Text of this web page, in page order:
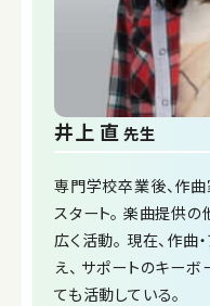
井上 直 先生
専門学校卒業後、作曲
スタート。 楽曲提供
広く活動。 現在、作曲
え、 サポートのキーボ
ても活動している。